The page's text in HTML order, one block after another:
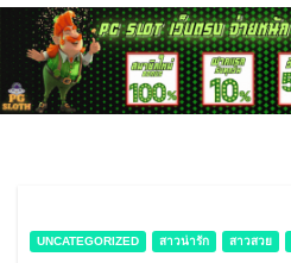
UNCATEGORIZED สาวน่ารัก สาวสวย